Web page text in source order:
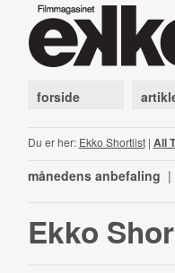
forside
Du er her: Ekko Shortlist| All
månedens anbefaling |
Ekko